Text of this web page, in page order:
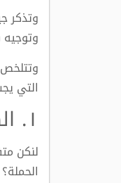
وتذكر
وتوجيه
التي
١. الهدف من الحملة
لنكن